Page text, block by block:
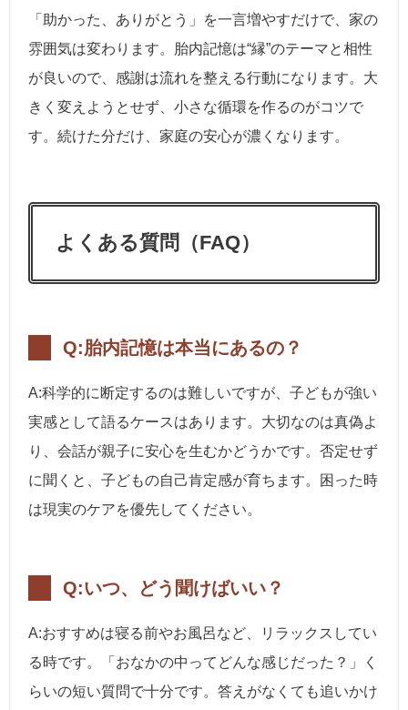
「助かった、ありがとう」を一言増やすだけで、家の
雰囲気は変わります。胎内記憶は“縁”のテーマと相性
が良いので、感謝は流れを整える行動になります。大
きく変えようとせず、小さな循環を作るのがコツで
す。続けた分だけ、家庭の安心が濃くなります。
よくある質問（FAQ）
Q:胎内記憶は本当にあるの？
A:科学的に断定するのは難しいですが、子どもが強い
実感として語るケースはあります。大切なのは真偽よ
り、会話が親子に安心を生むかどうかです。否定せず
に聞くと、子どもの自己肯定感が育ちます。困った時
は現実のケアを優先してください。
Q:いつ、どう聞けばいい？
A:おすすめは寝る前やお風呂など、リラックスしてい
る時です。「おなかの中ってどんな感じだった？」く
らいの短い質問で十分です。答えがなくても追いかけ